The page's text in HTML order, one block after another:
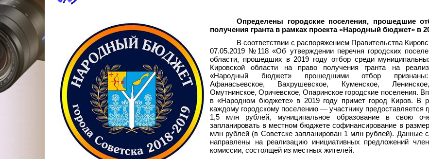
Определены городские поселения, прошедшие
получения гранта в рамках проекта «Народный бюджет» в
В соответствии с распоряжением Правительства
07.05.2019 №118 «Об утверждении перечня городских
области, прошедших в 2019 году отбор среди
Кировской области на право получения гранта на
«Народный бюджет» прошедшими отбор признаны:
Афанасьевское, Вахрушевское, Куменское,
Омутнинское, Оричевское, Опаринское городские поселения.
в «Народном бюджете» в 2019 году примет город Киров. В
каждому городскому поселению — участнику предоставляется
1,5 млн рублей, муниципальное образование в свою
запланировать в местном бюджете софинансирование в
млн рублей (в Советске запланирован 1 млн рублей). Данные
направлены на реализацию инициативных предложений
комиссии, состоящей из местных жителей.